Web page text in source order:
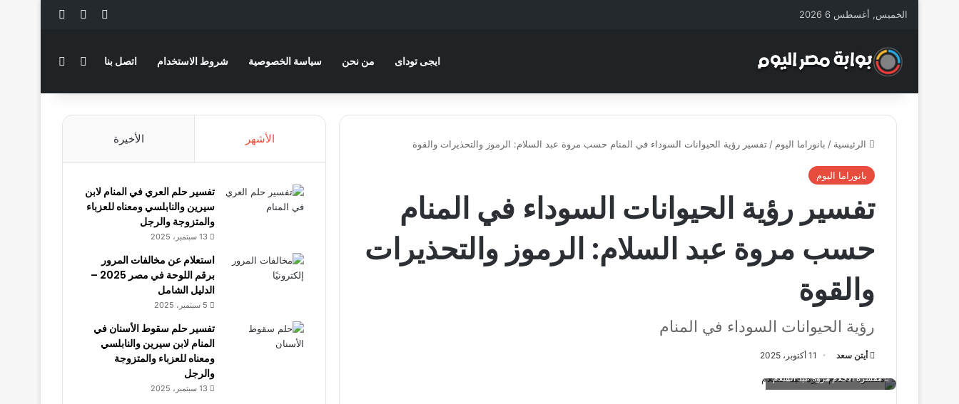
الخميس, أغسطس 6 2026 فيسبوك
ايجى توداى من نحن سياسة الخصوصية شروط الاستخدام اتصل بنا الوضع المظلم
الرئيسية / بانوراما اليوم / تفسير رؤية الحيوانات السوداء في المنام حسب مروة عبد السلام: الرموز والتحذيرات والقوة
بانوراما اليوم
تفسير رؤية الحيوانات السوداء في المنام
حسب مروة عبد السلام: الرموز والتحذيرات
والقوة
رؤية الحيوانات السوداء في المنام
أيتن سعد 11 أكتوبر، 2025
مفسرة الاحلام مروة عبد السلام
الأشهر الأخيرة
تفسير حلم العري في المنام لابن
سيرين والنابلسي ومعناه للعزباء
والمتزوجة والرجل
13 سبتمبر، 2025
استعلام عن مخالفات المرور
برقم اللوحة في مصر 2025 –
الدليل الشامل
5 سبتمبر، 2025
تفسير حلم سقوط الأسنان في
المنام لابن سيرين والنابلسي
ومعناه للعزباء والمتزوجة
والرجل
13 سبتمبر، 2025